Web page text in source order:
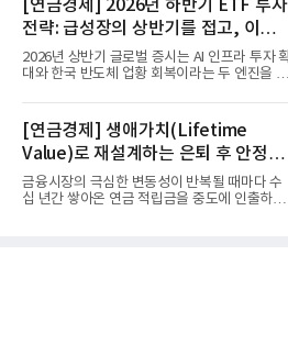
[연금경제] 2026년 하반기 ETF 투자
전략: 급성장의 상반기를 접고, 이제
'실적'이 가르는 하반기를 맞다
2026년 상반기 글로벌 증시는 AI 인프라 투자
대와 한국 반도체 업황 회복이라는 두 엔진을 달
[연금경제] 생애가치(Lifetime
Value)로 재설계하는 은퇴 후 안정적
생활보장과 평생소득 전략
금융시장의 극심한 변동성이 반복될 때마다 수
십 년간 쌓아온 연금 적립금을 중도에 인출하거